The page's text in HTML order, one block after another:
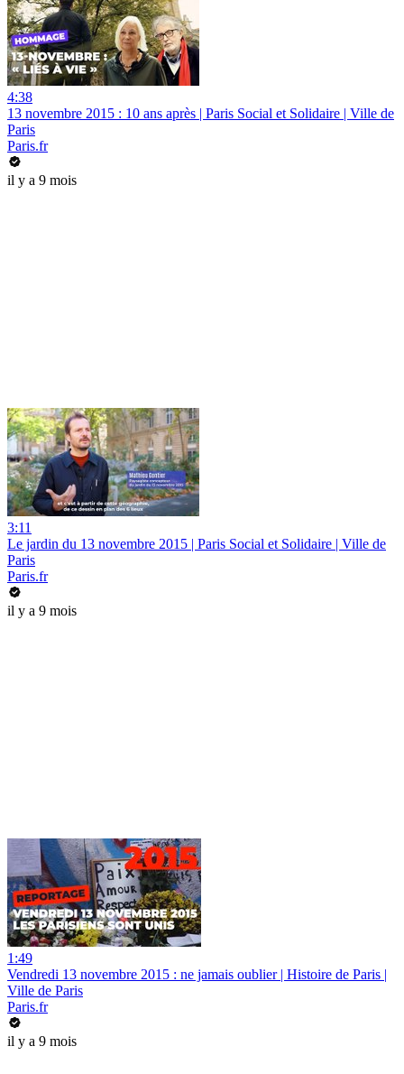
4:38
13 novembre 2015 : 10 ans après | Paris Social et Solidaire | Ville de
Paris
Paris.fr
il y a 9 mois
3:11
Le jardin du 13 novembre 2015 | Paris Social et Solidaire | Ville de
Paris
Paris.fr
il y a 9 mois
1:49
Vendredi 13 novembre 2015 : ne jamais oublier | Histoire de Paris |
Ville de Paris
Paris.fr
il y a 9 mois